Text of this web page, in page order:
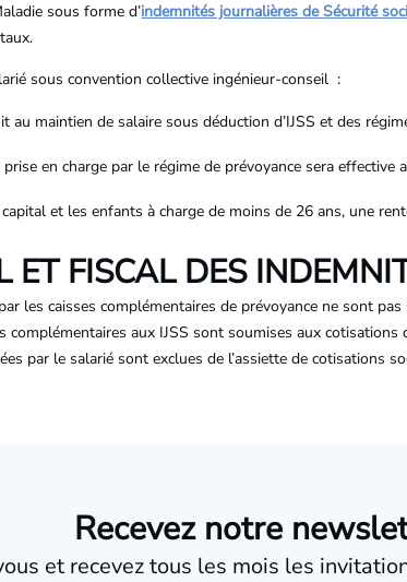
sous forme d’indemnités journalières de Sécurité
sous convention collective ingénieur-conseil :
maintien de salaire sous déduction d’IJSS et des
en charge par le régime de prévoyance sera effective
et les enfants à charge de moins de 26 ans, une
FISCAL DES
les caisses complémentaires de prévoyance ne sont
aux IJSS sont soumises aux
par le salarié sont exclues de l’assiette de cotisations
Recevez notre
et recevez tous les mois les